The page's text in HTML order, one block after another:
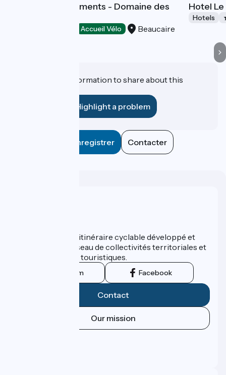
Hotel and appartments - Domaine des
Accueil Vélo Beaucaire
Hotel
Hotels
Do you have information to share about this
Highlight a problem
Enregistrer Contacter
ViaRhôna est un itinéraire cyclable développé et
promu par un réseau de collectivités territoriales et
leurs institutions touristiques.
Instagram Facebook
Contact
Our mission